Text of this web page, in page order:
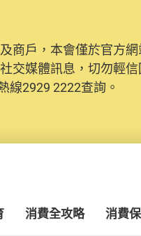
商戶，本會僅於官方
交媒體訊息，切勿輕
線2929 2222查詢。
消費全攻略 消費